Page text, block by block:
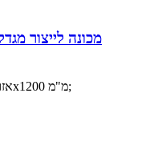
אזור יצירת ואקום בגודל 1.1200x1200 מ"מ;